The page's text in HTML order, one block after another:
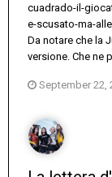
cuadrado-il-
e-scusato-ma-
Da notare che la
versione. Che ne
September 22,